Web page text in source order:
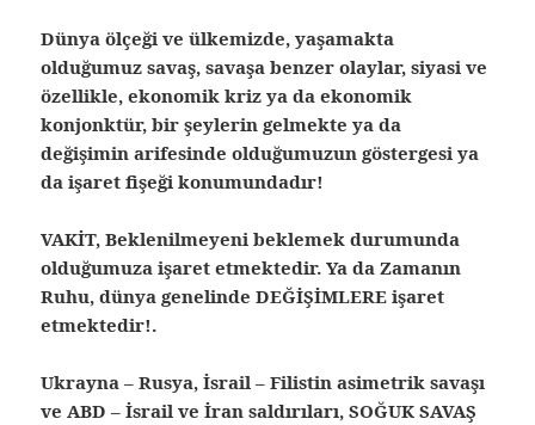
Dünya ölçeği ve ülkemizde, yaşamakta
olduğumuz savaş, savaşa benzer olaylar, siyasi ve
özellikle, ekonomik kriz ya da ekonomik
konjonktür, bir şeylerin gelmekte ya da
değişimin arifesinde olduğumuzun göstergesi ya
da işaret fişeği konumundadır!
VAKİT, Beklenilmeyeni beklemek durumunda
olduğumuza işaret etmektedir. Ya da Zamanın
Ruhu, dünya genelinde DEĞİŞİMLERE işaret
etmektedir!.
Ukrayna – Rusya, İsrail – Filistin asimetrik savaşı
ve ABD – İsrail ve İran saldırıları, SOĞUK SAVAŞ